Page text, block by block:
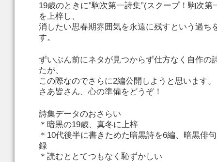
19歳のときに”駒次第一詩集”(スクープ！駒次第
を上梓し、
消したい思春期雰囲気を永遠に残すという過ち
す。
ずいぶん前にネタが見つからず仕方なく自作の
たが、
この際なのでさらに2編公開しようと思います。
さあ皆さん、心の準備をどうぞ！
詩集データのおさらい
＊暗黒の19歳、真冬に上梓
＊10代後半に書きためた暗黒詩を6編、暗黒俳
録
＊読むととてつもなく恥ずかしい